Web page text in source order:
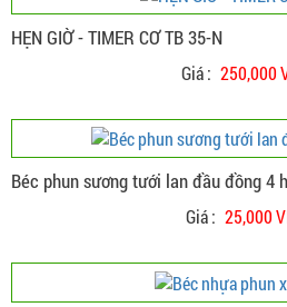
HẸN GIỜ - TIMER CƠ TB 35-N
Giá : 250,000
Béc phun sương tưới lan đầu đồng 4
Giá : 25,000